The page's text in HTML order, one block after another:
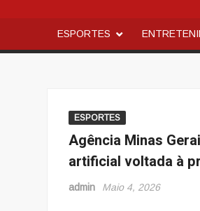
ESPORTES
ESPORTES
Agência Minas
artificial voltada à
admin Maio 4, 2026